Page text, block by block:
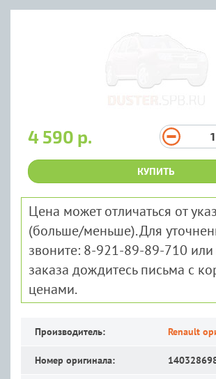
4 590 р. 1
КУПИТЬ
Цена может отличаться от
(больше/меньше). Для
звоните: 8-921-89-89-710 или
заказа дождитесь письма с
ценами.
Производитель: Renault
Номер оригинала: